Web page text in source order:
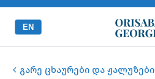
EN
გარე ცხაურები და ჟალუზები